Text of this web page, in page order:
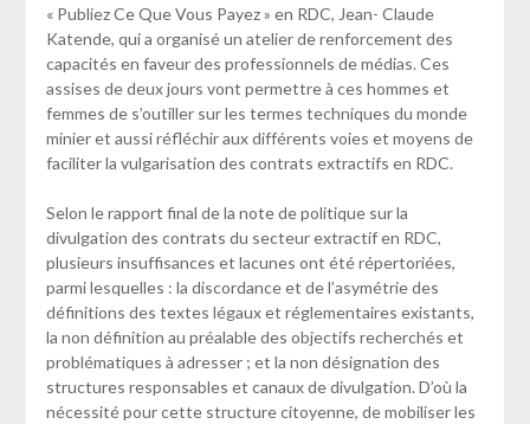
« Publiez Ce Que Vous Payez » en RDC, Jean- Claude
Katende, qui a organisé un atelier de renforcement des
capacités en faveur des professionnels de médias. Ces
assises de deux jours vont permettre à ces hommes et
femmes de s’outiller sur les termes techniques du monde
minier et aussi réfléchir aux différents voies et moyens de
faciliter la vulgarisation des contrats extractifs en RDC.
Selon le rapport final de la note de politique sur la
divulgation des contrats du secteur extractif en RDC,
plusieurs insuffisances et lacunes ont été répertoriées,
parmi lesquelles : la discordance et de l’asymétrie des
définitions des textes légaux et réglementaires existants,
la non définition au préalable des objectifs recherchés et
problématiques à adresser ; et la non désignation des
structures responsables et canaux de divulgation. D’où la
nécessité pour cette structure citoyenne, de mobiliser les